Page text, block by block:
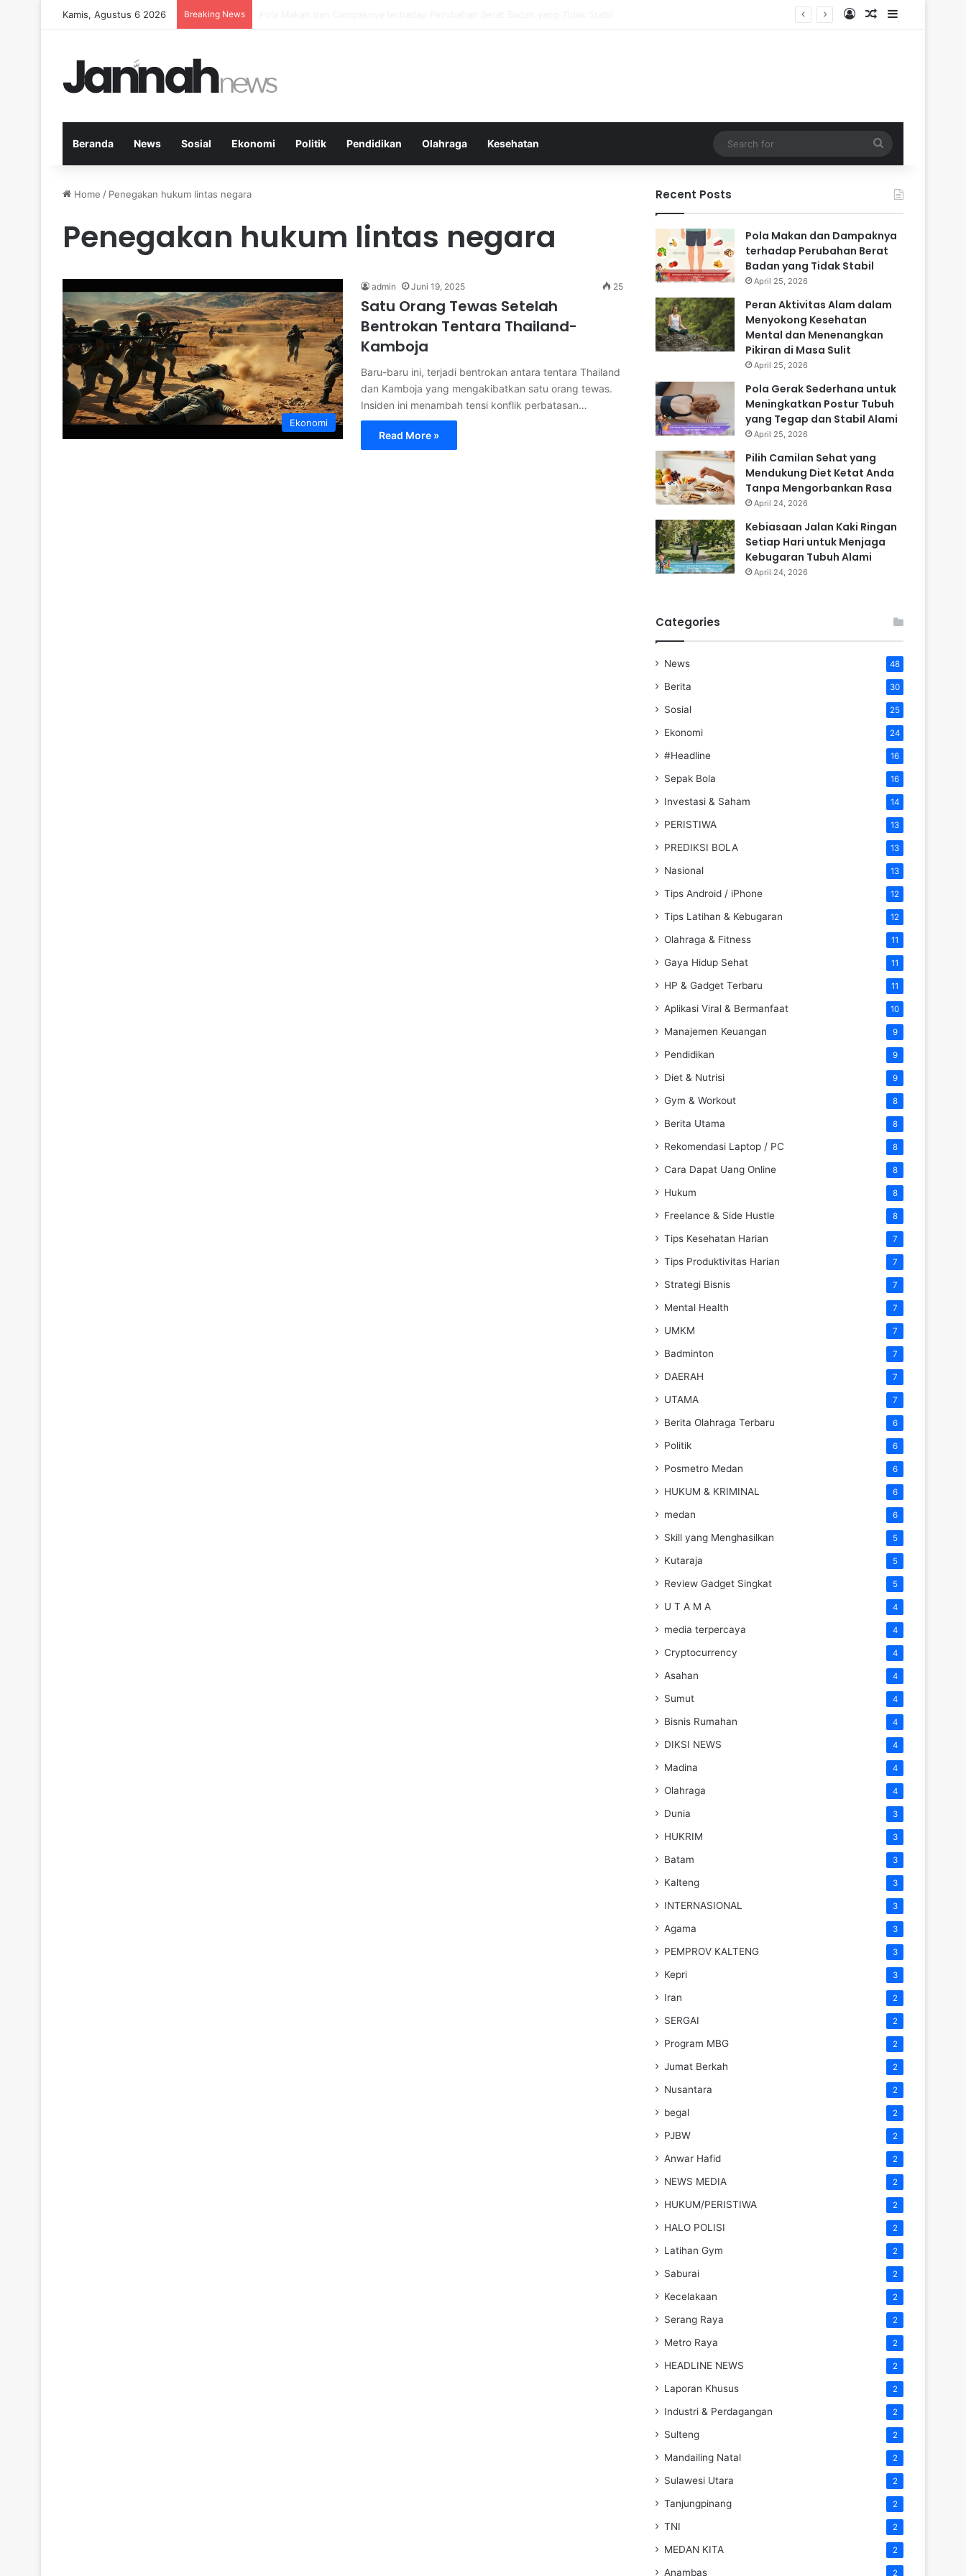
Kamis, Agustus 6 2026 Breaking News Log InRandom Article
Sidebar
Beranda News Sosial Ekonomi Politik Pendidikan Olahraga Kesehatan
for
Home / Penegakan hukum lintas negara
Penegakan hukum lintas negara
Ekonomi
admin Juni 19, 2025 25
Satu Orang Tewas Setelah
Bentrokan Tentara Thailand-
Kamboja
Baru-baru ini, terjadi bentrokan antara tentara Thailand
dan Kamboja yang mengakibatkan satu orang tewas.
Insiden ini menambah tensi konflik perbatasan…
Read More »
Recent Posts
Pola Makan dan Dampaknya
terhadap Perubahan Berat
Badan yang Tidak Stabil
April 25, 2026
Peran Aktivitas Alam dalam
Menyokong Kesehatan
Mental dan Menenangkan
Pikiran di Masa Sulit
April 25, 2026
Pola Gerak Sederhana untuk
Meningkatkan Postur Tubuh
yang Tegap dan Stabil Alami
April 25, 2026
Pilih Camilan Sehat yang
Mendukung Diet Ketat Anda
Tanpa Mengorbankan Rasa
April 24, 2026
Kebiasaan Jalan Kaki Ringan
Setiap Hari untuk Menjaga
Kebugaran Tubuh Alami
April 24, 2026
Categories
News 48
Berita 30
Sosial 25
Ekonomi 24
#Headline 16
Sepak Bola 16
Investasi & Saham 14
PERISTIWA 13
PREDIKSI BOLA 13
Nasional 13
Tips Android / iPhone 12
Tips Latihan & Kebugaran 12
Olahraga & Fitness 11
Gaya Hidup Sehat 11
HP & Gadget Terbaru 11
Aplikasi Viral & Bermanfaat 10
Manajemen Keuangan 9
Pendidikan 9
Diet & Nutrisi 9
Gym & Workout 8
Berita Utama 8
Rekomendasi Laptop / PC 8
Cara Dapat Uang Online 8
Hukum 8
Freelance & Side Hustle 8
Tips Kesehatan Harian 7
Tips Produktivitas Harian 7
Strategi Bisnis 7
Mental Health 7
UMKM 7
Badminton 7
DAERAH 7
UTAMA 7
Berita Olahraga Terbaru 6
Politik 6
Posmetro Medan 6
HUKUM & KRIMINAL 6
medan 6
Skill yang Menghasilkan 5
Kutaraja 5
Review Gadget Singkat 5
U T A M A 4
media terpercaya 4
Cryptocurrency 4
Asahan 4
Sumut 4
Bisnis Rumahan 4
DIKSI NEWS 4
Madina 4
Olahraga 4
Dunia 3
HUKRIM 3
Batam 3
Kalteng 3
INTERNASIONAL 3
Agama 3
PEMPROV KALTENG 3
Kepri 3
Iran 2
SERGAI 2
Program MBG 2
Jumat Berkah 2
Nusantara 2
begal 2
PJBW 2
Anwar Hafid 2
NEWS MEDIA 2
HUKUM/PERISTIWA 2
HALO POLISI 2
Latihan Gym 2
Saburai 2
Kecelakaan 2
Serang Raya 2
Metro Raya 2
HEADLINE NEWS 2
Laporan Khusus 2
Industri & Perdagangan 2
Sulteng 2
Mandailing Natal 2
Sulawesi Utara 2
Tanjungpinang 2
TNI 2
MEDAN KITA 2
Anambas 2